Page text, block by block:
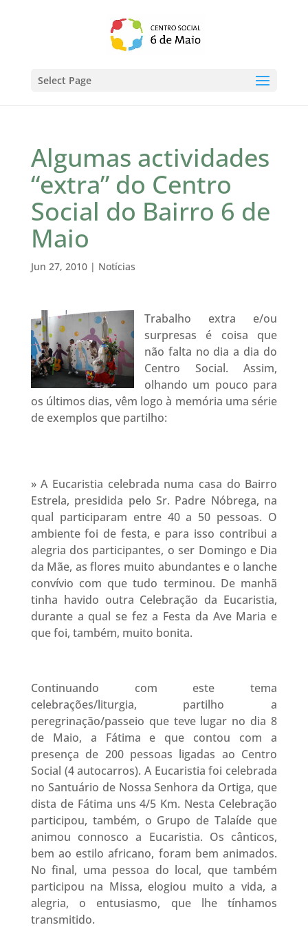
Select Page
Algumas actividades
“extra” do Centro
Social do Bairro 6 de
Maio
Jun 27, 2010| Notícias
Trabalho extra e/ou
surpresas é coisa que
não falta no dia a dia do
Centro Social. Assim,
olhando um pouco para
os últimos dias, vêm logo à memória uma série
de exemplos que partilho:
» A Eucaristia celebrada numa casa do Bairro
Estrela, presidida pelo Sr. Padre Nóbrega, na
qual participaram entre 40 a 50 pessoas. O
ambiente foi de festa, e para isso contribui a
alegria dos participantes, o ser Domingo e Dia
da Mãe, as flores muito abundantes e o lanche
convívio com que tudo terminou. De manhã
tinha havido outra Celebração da Eucaristia,
durante a qual se fez a Festa da Ave Maria e
que foi, também, muito bonita.
Continuando com este tema
celebrações/liturgia, partilho a
peregrinação/passeio que teve lugar no dia 8
de Maio, a Fátima e que contou com a
presença de 200 pessoas ligadas ao Centro
Social (4 autocarros). A Eucaristia foi celebrada
no Santuário de Nossa Senhora da Ortiga, que
dista de Fátima uns 4/5 Km. Nesta Celebração
participou, também, o Grupo de Talaíde que
animou connosco a Eucaristia. Os cânticos,
bem ao estilo africano, foram bem animados.
No final, uma pessoa do local, que também
participou na Missa, elogiou muito a vida, a
alegria, o entusiasmo, que lhe tínhamos
transmitido.